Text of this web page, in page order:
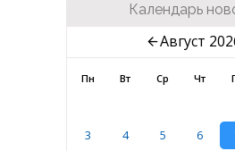
Календарь
Август
Пн Вт Ср Чт
3
4 5 6